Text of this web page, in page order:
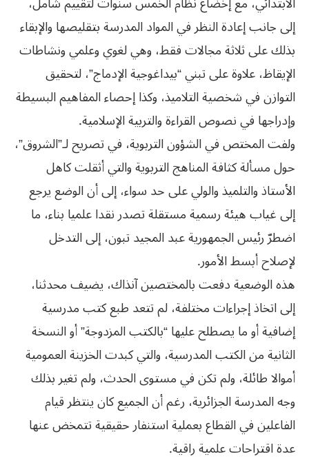
إلى جانب إعادة النظر في المواد المدرسة بتقليصها والإبقاء
بذلك على ثلاثة مجالات فقط، وهي لغوي وعلمي ونشاطات
الإيقاظ، علاوة على تبني “بيداغوجية الإدماج”، لتحقيق
التوازن في شخصية التلاميذ، وكذا إحصاء المفاهيم البسيطة
وإدراجها في نصوص القراءة والتربية الإسلامية.
ولفت المختص في الشؤون التربوية، في تصريح لـ”الشروق”،
حول مسألة كثافة المناهج التربوية والتي أثقلت كاهل
الأستاذ والتلميذ والولي على حد سواء، إلى أن الوضع يرجع
إلى غياب هيئة رسمية مستقلة تصدر نقدا علميا بناء، ما
اضطرّ رئيس الجمهورية عبد المجيد تبون، إلى التدخل
لإصلاح أبسط الأمور.
هذه الوضعية دفعت بالمختصين آنذاك، يضيف محدثنا،
إلى اتخاذ إجراءات مختلفة، لم تتعد طبع كتب مدرسية
إضافية أو ما يصطلح عليها “بالكتب المزدوجة” أو النسخة
الثانية من الكتب المدرسية، والتي كبدت الخزينة العمومية
أموالا طائلة، ولم تكن في مستوى الحدث، ولم تغير بذلك
وجه المدرسة الجزائرية، رغم أن الجميع كان ينتظر قيام
الفاعلين في القطاع بعملية استنفار حقيقية تتمخض عنها
عدة اقتراحات علمية راقية.